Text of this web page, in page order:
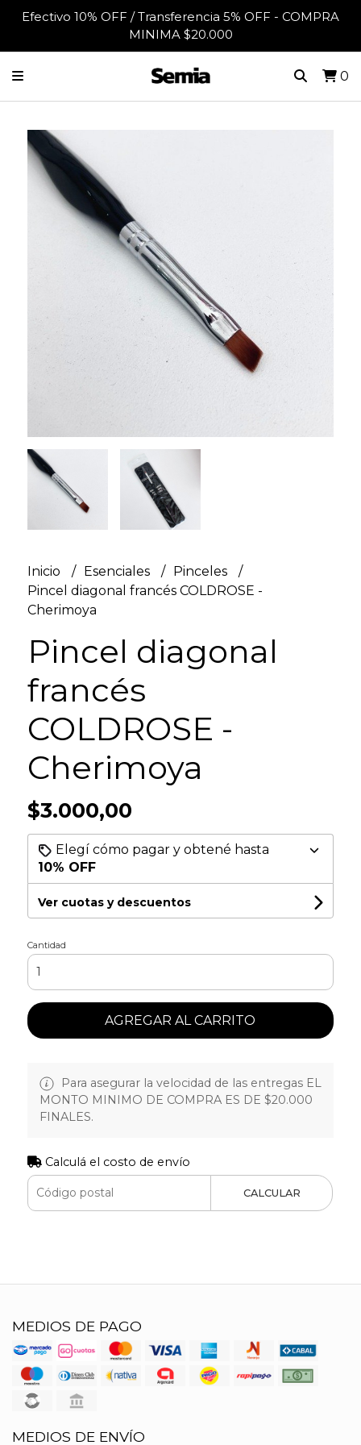
Efectivo 10% OFF / Transferencia 5% OFF - COMPRA
MINIMA $20.000
0
Inicio Esenciales
Pinceles
Pincel diagonal francés COLDROSE -
Cherimoya
Pincel diagonal
francés
COLDROSE -
Cherimoya
$3.000,00
Elegí cómo pagar y obtené hasta
10% OFF
Ver cuotas y descuentos
Cantidad
AGREGAR AL CARRITO
Para asegurar la velocidad de las entregas EL
MONTO MINIMO DE COMPRA ES DE $20.000
FINALES.
Calculá el costo de envío
CALCULAR
MEDIOS DE PAGO
MEDIOS DE ENVÍO